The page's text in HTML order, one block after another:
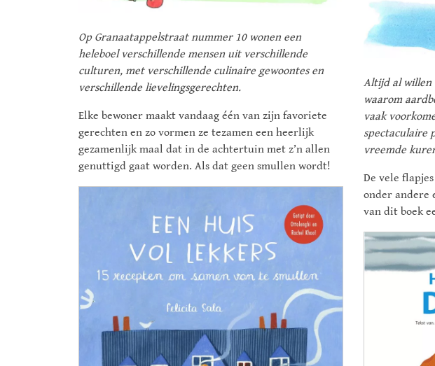
Op Granaatappelstraat nummer 10 wonen een
heleboel verschillende mensen uit verschillende
culturen, met verschillende culinaire gewoontes en
verschillende lievelingsgerechten.
Elke bewoner maakt vandaag één van zijn favoriete
gerechten en zo vormen ze tezamen een heerlijk
gezamenlijk maal dat in de achtertuin met z’n allen
genuttigd gaat worden. Als dat geen smullen wordt!
Altijd al willen
waarom
vaak
spectaculaire
vreemde
De vele
onder andere
van dit boek